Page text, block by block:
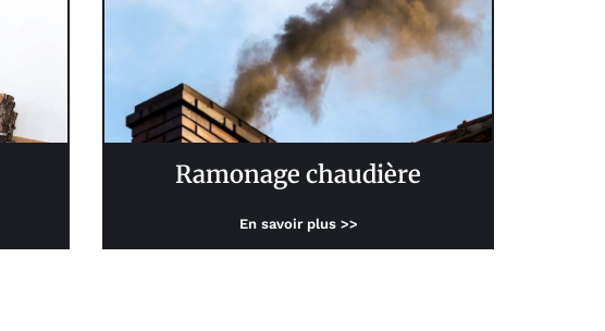
Ramonage chaudière
En savoir plus >>